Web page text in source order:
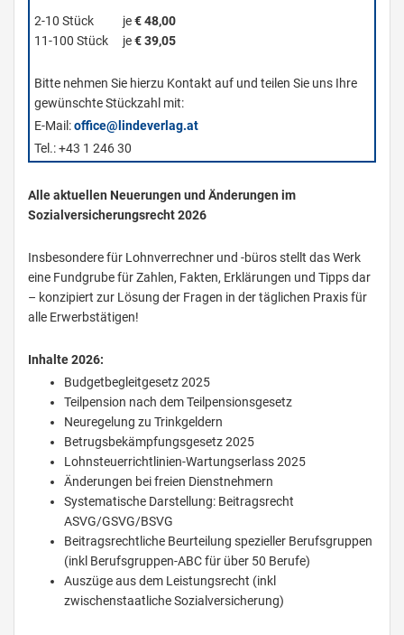
2-10 Stück je€ 48,00
11-100 Stück
je€ 39,05
Bitte nehmen Sie hierzu Kontakt auf und teilen Sie uns Ihre
gewünschte Stückzahl mit:
E-Mail:office@lindeverlag.at
Tel.: +43 1 246 30
Alle aktuellen Neuerungen und Änderungen im
Sozialversicherungsrecht 2026
Insbesondere für Lohnverrechner und -büros stellt das Werk
eine Fundgrube für Zahlen, Fakten, Erklärungen und Tipps dar
– konzipiert zur Lösung der Fragen in der täglichen Praxis für
alle Erwerbstätigen!
Inhalte 2026:
Budgetbegleitgesetz 2025
Teilpension nach dem Teilpensionsgesetz
Neuregelung zu Trinkgeldern
Betrugsbekämpfungsgesetz 2025
Lohnsteuerrichtlinien-Wartungserlass 2025
Änderungen bei freien Dienstnehmern
Systematische Darstellung: Beitragsrecht
ASVG/GSVG/BSVG
Beitragsrechtliche Beurteilung spezieller Berufsgruppen
(inkl Berufsgruppen-ABC für über 50 Berufe)
Auszüge aus dem Leistungsrecht (inkl
zwischenstaatliche Sozialversicherung)